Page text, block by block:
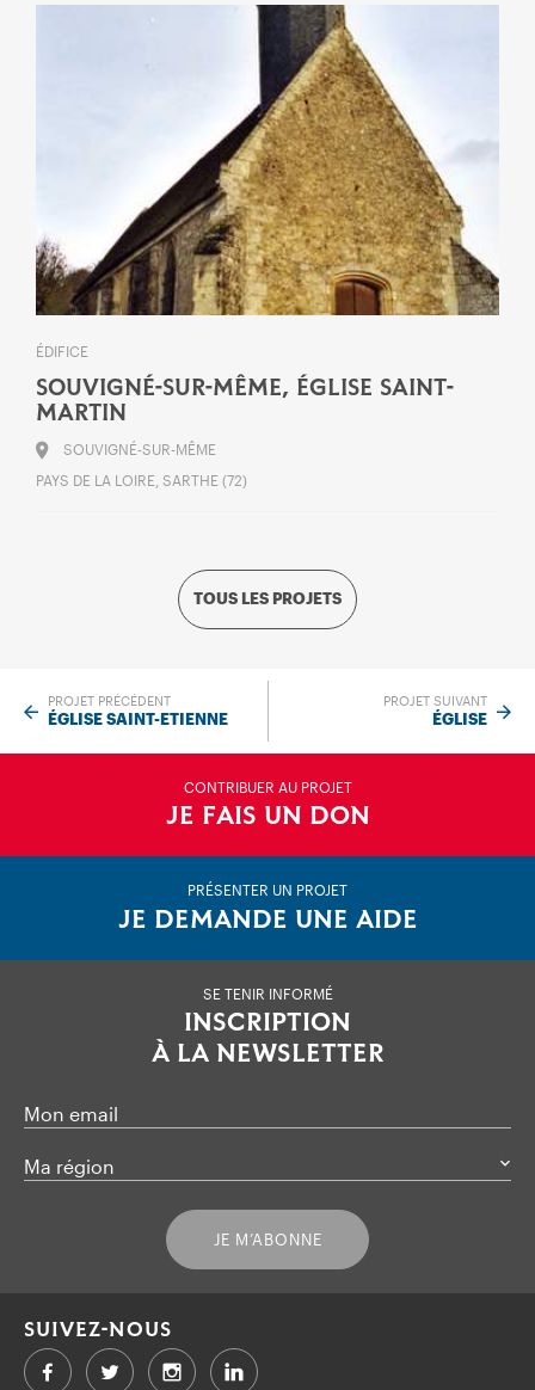
TOUS LES PROJETS
ÉDIFICE
SOUVIGNÉ-SUR-MÊME, ÉGLISE SAINT-
MARTIN
SOUVIGNÉ-SUR-MÊME
PAYS DE LA LOIRE, SARTHE (72)
PROJET PRÉCÉDENT
ÉGLISE SAINT-ETIENNE
PROJET SUIVANT
ÉGLISE
CONTRIBUER AU PROJET
JE FAIS UN DON
PRÉSENTER UN PROJET
JE DEMANDE UNE AIDE
SE TENIR INFORMÉ
INSCRIPTION
À LA NEWSLETTER
Mon email
Ma région
JE M’ABONNE
SUIVEZ-NOUS
FacebookTwitter LinkedIn